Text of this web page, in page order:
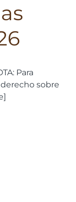
Para
sobre